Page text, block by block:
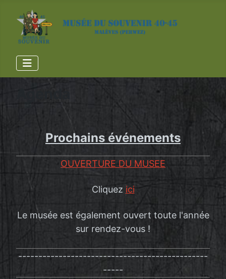
Prochains événements
OUVERTURE DU MUSEE
Cliquez ici
Le musée est également ouvert toute l'année
sur rendez-vous !
-----------------------------------------------
-----